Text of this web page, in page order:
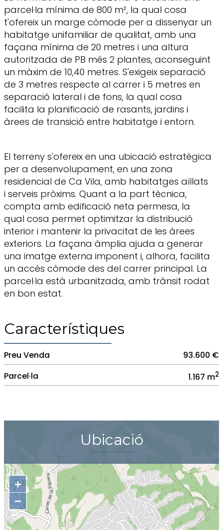
parcel·la mínima de 800 m², la qual cosa
t'ofereix un marge còmode per a dissenyar un
habitatge unifamiliar de qualitat, amb una
façana mínima de 20 metres i una altura
autoritzada de PB més 2 plantes, aconseguint
un màxim de 10,40 metres. S'exigeix separació
de 3 metres respecte al carrer i 5 metres en
separació lateral i de fons, la qual cosa
facilita la planificació de rasants, jardins i
àrees de transició entre habitatge i entorn.
El terreny s'ofereix en una ubicació estratègica
per a desenvolupament, en una zona
residencial de Ca Vila, amb habitatges aïllats
i serveis pròxims. Quant a la part tècnica,
compta amb edificació neta permesa, la
qual cosa permet optimitzar la distribució
interior i mantenir la privacitat de les àrees
exteriors. La façana àmplia ajuda a generar
una imatge externa imponent i, alhora, facilita
un accés còmode des del carrer principal. La
parcel·la està urbanitzada, amb trànsit rodat
en bon estat.
Característiques
Preu Venda
93.600 €
Parcel·la
1.167 m2
Ubicació
+
−